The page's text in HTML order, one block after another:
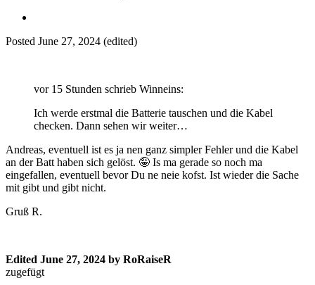
Posted June 27, 2024 (edited)
vor 15 Stunden schrieb Winneins:
Ich werde erstmal die Batterie tauschen und die Kabel
checken. Dann sehen wir weiter…
Andreas, eventuell ist es ja nen ganz simpler Fehler und die Kabel
an der Batt haben sich gelöst. 🤪 Is ma gerade so noch ma
eingefallen, eventuell bevor Du ne neie kofst. Ist wieder die Sache
mit gibt und gibt nicht.
Gruß R.
Edited June 27, 2024 by RoRaiseR
zugefügt